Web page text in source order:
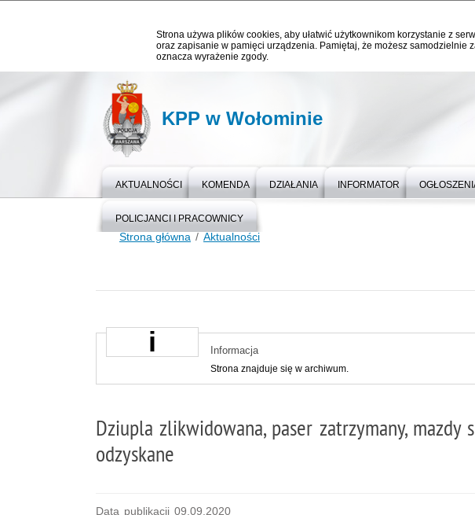
Strona używa plików cookies, aby ułatwić użytkownikom korzystanie z
oraz zapisanie w pamięci urządzenia. Pamiętaj, że możesz
oznacza wyrażenie zgody.
KPP w Wołominie
AKTUALNOŚCI KOMENDA DZIAŁANIA INFORMATOR
POLICJANCI I PRACOWNICY
Strona główna Aktualności
Informacja
Strona znajduje się w archiwum.
Dziupla zlikwidowana, paser zatrzymany, mazdy
odzyskane
Data publikacji 09.09.2020